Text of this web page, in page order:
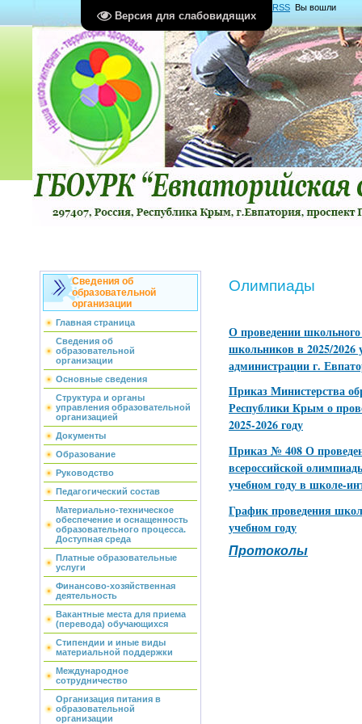
Версия для слабовидящих
RSS Вы вошли
какГость Группа "Гости"
Сведения об
образовательной
организации
Главная страница
Сведения об
образовательной
организации
Основные сведения
Структура и органы
управления образовательной
организацией
Документы
Образование
Руководство
Педагогический состав
Материально-техническое
обеспечение и оснащенность
образовательного процесса.
Доступная среда
Платные образовательные
услуги
Финансово-хозяйственная
деятельность
Вакантные места для приема
(перевода) обучающихся
Стипендии и иные виды
материальной поддержки
Международное
сотрудничество
Организация питания в
образовательной
организации
Олимпиады
О проведении
школьников в 2025/2026
администрации г.
Приказ Министерства
Республики Крым о
2025-2026 году
Приказ № 408 О
всероссийской
учебном году в школе-
График проведения
учебном году
Протоколы